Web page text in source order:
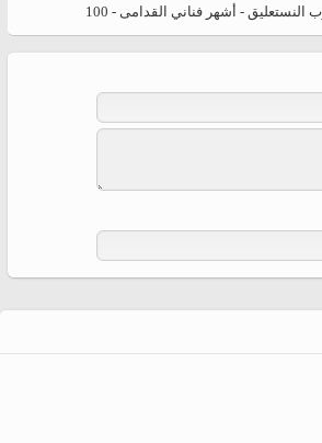
- أشهر فناني القدامى - 100